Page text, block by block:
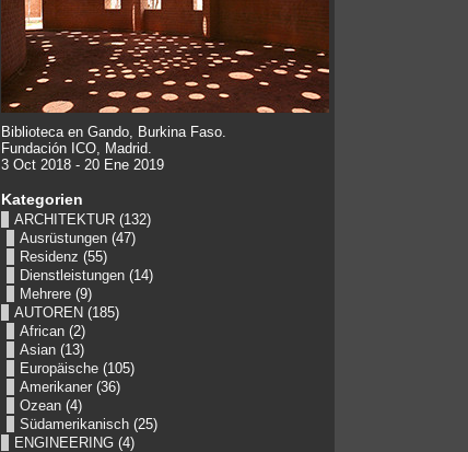
Biblioteca en Gando, Burkina Faso.
Fundación ICO, Madrid.
3 Oct 2018 - 20 Ene 2019
Kategorien
ARCHITEKTUR (132)
Ausrüstungen (47)
Residenz (55)
Dienstleistungen (14)
Mehrere (9)
AUTOREN (185)
African (2)
Asian (13)
Europäische (105)
Amerikaner (36)
Ozean (4)
Südamerikanisch (25)
ENGINEERING (4)